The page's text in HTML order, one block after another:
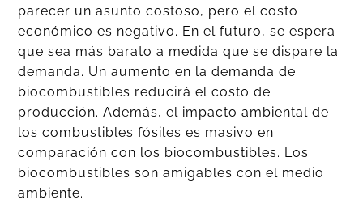
parecer un asunto costoso, pero el costo
económico es negativo. En el futuro, se espera
que sea más barato a medida que se dispare la
demanda. Un aumento en la demanda de
biocombustibles reducirá el costo de
producción. Además, el impacto ambiental de
los combustibles fósiles es masivo en
comparación con los biocombustibles. Los
biocombustibles son amigables con el medio
ambiente.